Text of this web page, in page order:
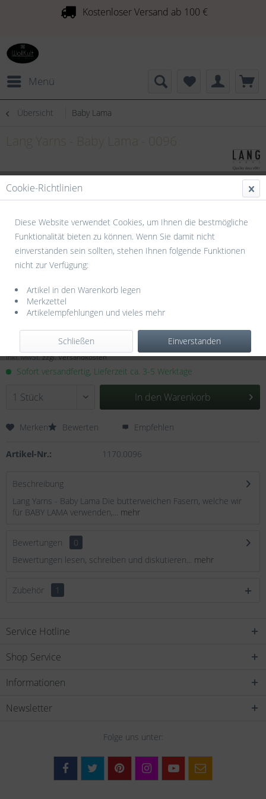
Kostenloser Versand ab 100 €
Menü
Übersicht Baby Lama
13,95 € *
0.05 Kilogramm (279,00 € * / 1 Kilogramm)
inkl. MwSt.zzgl. Versandkosten
Sofort versandfertig, Lieferzeit ca. 3-5 Werktage
In den Warenkorb
Merken Bewerten Empfehlen
Artikel-Nr.: 1170.0096
Beschreibung
Lang Yarns - Baby Lama Die butterweichen Fasern, welche wir
für BABY LAMA verwenden,... mehr
Bewertungen
0
Bewertungen lesen, schreiben und diskutieren... mehr
Zubehör 1
Service Hotline
Shop Service
Informationen
Newsletter
Folge uns unter:
Cookie-Richtlinien
Diese Website verwendet Cookies, um Ihnen die bestmögliche
Funktionalität bieten zu können. Wenn Sie damit nicht
einverstanden sein sollten, stehen Ihnen folgende Funktionen
nicht zur Verfügung:
Artikel in den Warenkorb legen
Merkzettel
Artikelempfehlungen und vieles mehr
Einverstanden
Schließen